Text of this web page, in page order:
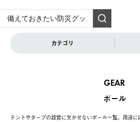
カテゴリ
GEAR
ポール
テントやタープの設営に欠かせないポール一覧。用途